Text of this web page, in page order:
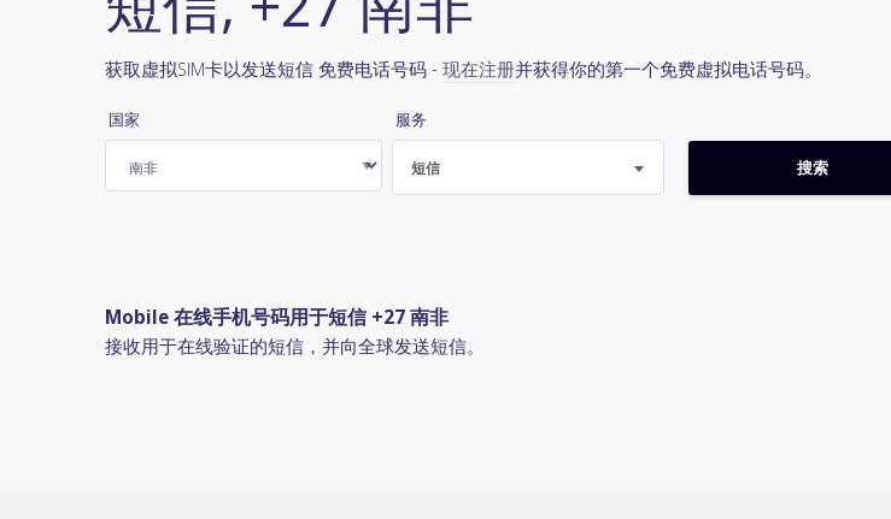
获取虚拟SIM卡以发送短信 免费电话号码 - 现在注册并获得你的第一个免费虚拟电话号码。
国家 服务
短信
Mobile 在线手机号码用于短信 +27 南非
接收用于在线验证的短信，并向全球发送短信。